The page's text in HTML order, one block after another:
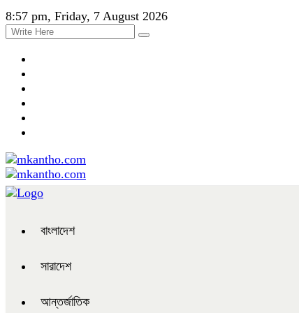
8:57 pm, Friday, 7 August 2026
বাংলাদেশ
সারাদেশ
আন্তর্জাতিক